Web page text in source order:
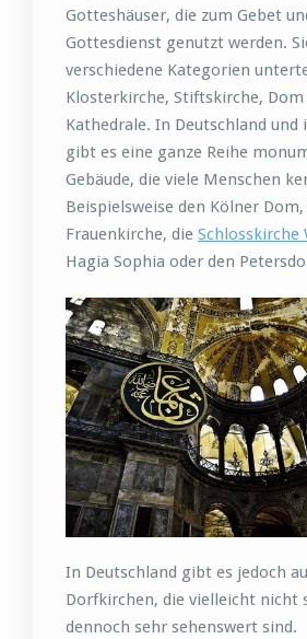
Gotteshäuser, die zum Gebet
Gottesdienst genutzt werden.
verschiedene Kategorien
Klosterkirche, Stiftskirche, Dom
Kathedrale. In Deutschland
gibt es eine ganze Reihe
Gebäude, die viele Menschen
Beispielsweise den Kölner
Frauenkirche, die
Hagia Sophia oder den
In Deutschland gibt es jedoch
Dorfkirchen, die vielleicht nicht
dennoch sehr sehenswert sind.